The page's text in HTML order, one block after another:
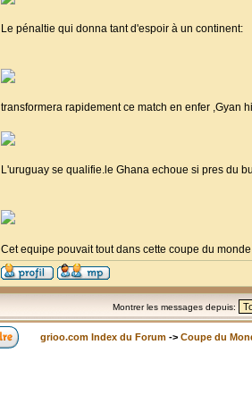
Le pénaltie qui donna tant d'espoir à un continent:
transformera rapidement ce match en enfer ,Gyan
L'uruguay se qualifie.le Ghana echoue si pres du
Cet equipe pouvait tout dans cette coupe du
Montrer les messages depuis:
grioo.com Index du Forum -> Coupe du